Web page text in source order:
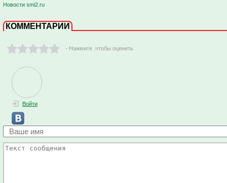
Новости smi2.ru
КОММЕНТАРИИ
- Нажмите ,чтобы оценить
Войти